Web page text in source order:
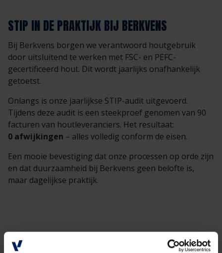
STIP IN DE PRAKTIJK BIJ BERKVENS
Bij Berkvens borgen we verantwoord houtgebruik
door uitsluitend te werken met FSC- en PEFC-
gecertificeerd hout. Dit wordt jaarlijks onafhankelijk
getoetst.
Onlangs is onze jaarlijkse STIP-audit uitgevoerd.
Tijdens deze audit is een steekproef genomen van 90
facturen van houtleveranciers. Het resultaat:
0 afwijkingen – alles volledig conform de eisen.
Een mooie bevestiging dat onze processen op orde zijn
en dat duurzaamheid bij Berkvens geen belofte is,
maar dagelijkse praktijk.